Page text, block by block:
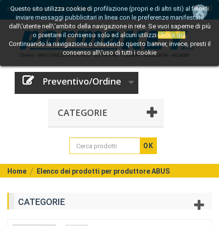
[Entra]
Per informazioni:0521 242809
Preventivo/Ordine
CATEGORIE
OK
Questo sito utilizza cookie di profilazione (propri e di altri siti) al fine di
inviare messaggi pubblicitari in linea con le preferenze manifestate
dall\'utente nell\'ambito della navigazione in rete. Se vuoi saperne di più
o prestare il consenso solo ad alcuni utilizziClicca qui.
Continuando la navigazione o chiudendo questo banner, invece, presti il
consenso all\'uso di tutti i cookie
Home Elenco dei prodotti per produttore ABUS
CATEGORIE